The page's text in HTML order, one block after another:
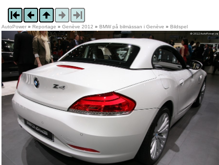
AutoPower » Reportage »Genève 2012 » BMW på bilmässan i Genève » Bildspel